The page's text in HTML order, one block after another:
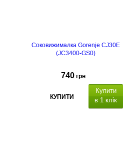
Соковижималка Gorenje CJ30E
(JC3400-GS0)
740 грн
КУПИТИ
Купити
в 1 клік